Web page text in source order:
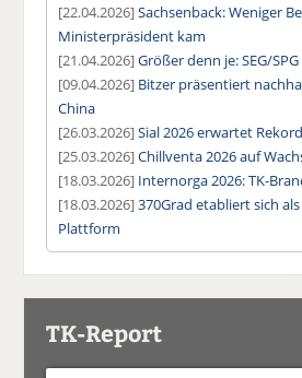
[22.04.2026]Sachsenback: Weniger
Ministerpräsident kam
[21.04.2026]Größer denn je: SEG/
[09.04.2026] Bitzer präsentiert
China
[26.03.2026]Sial 2026 erwartet
[25.03.2026]Chillventa 2026 auf
[18.03.2026] Internorga 2026: TK-
[18.03.2026]370Grad etabliert sich
Plattform
TK-Report